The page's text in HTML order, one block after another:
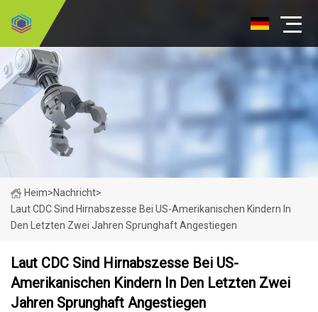
Heim>Nachricht>
Laut CDC Sind Hirnabszesse Bei US-Amerikanischen Kindern In
Den Letzten Zwei Jahren Sprunghaft Angestiegen
Laut CDC Sind Hirnabszesse Bei US-
Amerikanischen Kindern In Den Letzten Zwei
Jahren Sprunghaft Angestiegen